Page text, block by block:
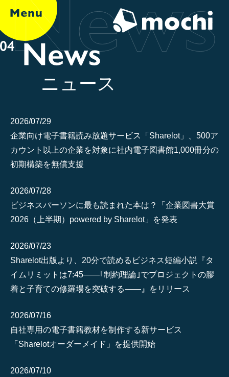
ニュース
2026/07/29
企業向け電子書籍読み放題サービス「Sharelot」、500ア
カウント以上の企業を対象に社内電子図書館1,000冊分の
初期構築を無償支援
2026/07/28
ビジネスパーソンに最も読まれた本は？「企業図書大賞
2026（上半期）powered by Sharelot」を発表
2026/07/23
Sharelot出版より、20分で読めるビジネス短編小説『タ
イムリミットは7:45――｢制約理論｣でプロジェクトの膠
着と子育ての修羅場を突破する――』をリリース
2026/07/16
自社専用の電子書籍教材を制作する新サービス
「Sharelotオーダーメイド」を提供開始
2026/07/10